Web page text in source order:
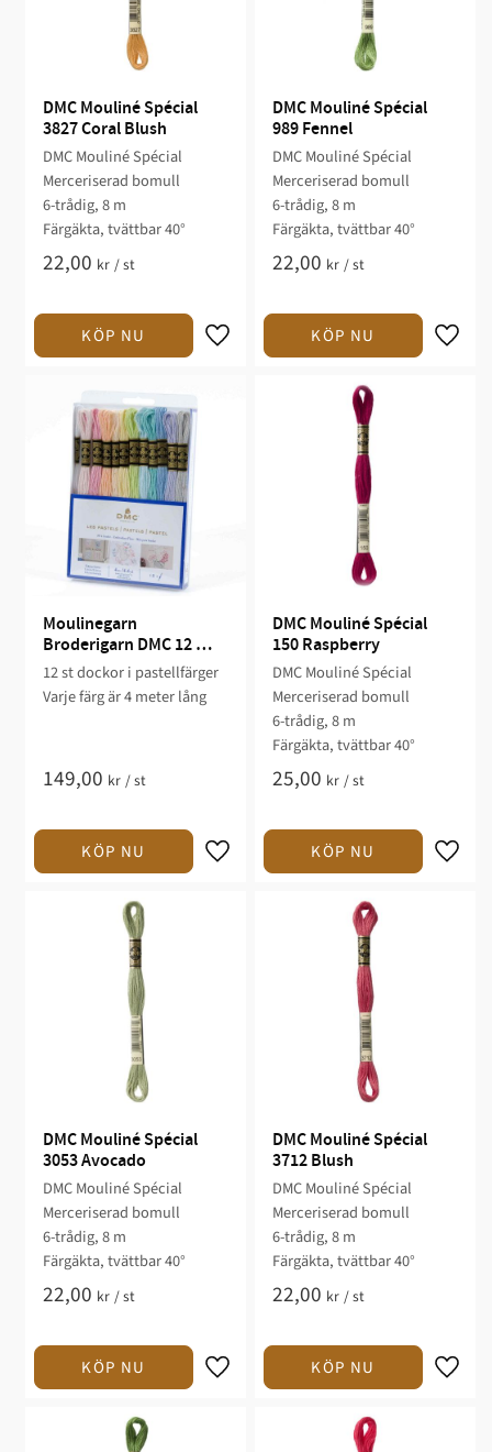
DMC Mouliné Spécial
3827 Coral Blush
DMC Mouliné Spécial
Merceriserad bomull
6-trådig, 8 m
Färgäkta, tvättbar 40°
22,00 kr /st
DMC Mouliné Spécial
989 Fennel
DMC Mouliné Spécial
Merceriserad bomull
6-trådig, 8 m
Färgäkta, tvättbar 40°
22,00 kr /st
Moulinegarn
Broderigarn DMC 12
färger "Pastell"
12 st dockor i pastellfärger
Varje färg är 4 meter lång
149,00 kr /st
DMC Mouliné Spécial
150 Raspberry
DMC Mouliné Spécial
Merceriserad bomull
6-trådig, 8 m
Färgäkta, tvättbar 40°
25,00 kr /st
DMC Mouliné Spécial
3053 Avocado
DMC Mouliné Spécial
Merceriserad bomull
6-trådig, 8 m
Färgäkta, tvättbar 40°
22,00 kr /st
DMC Mouliné Spécial
3712 Blush
DMC Mouliné Spécial
Merceriserad bomull
6-trådig, 8 m
Färgäkta, tvättbar 40°
22,00 kr /st